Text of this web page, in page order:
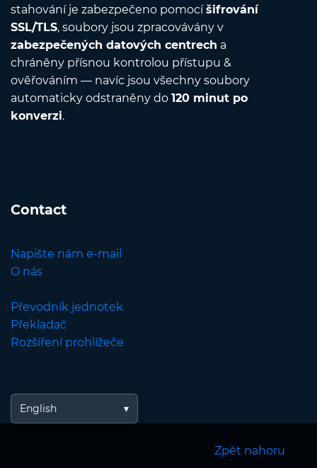
stahování je zabezpečeno pomocíšifrování
SSL/TLS, soubory jsou zpracovávány v
zabezpečených datových centrech a
chráněny přísnou kontrolou přístupu &
ověřováním — navíc jsou všechny soubory
automaticky odstraněny do 120 minut po
konverzi.
Contact
Napište nám e-mail
O nás
Převodník jednotek
Překladač
Rozšíření prohlížeče
English
Zpět nahoru